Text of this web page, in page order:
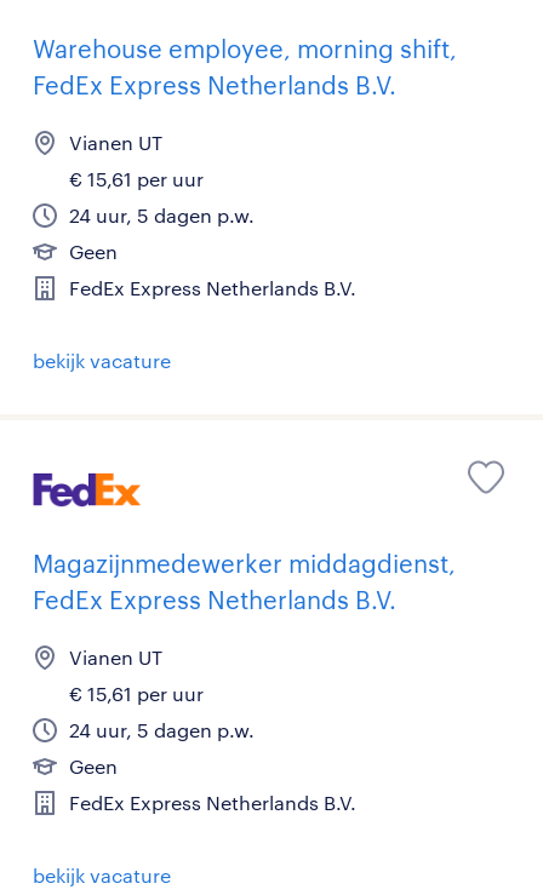
Warehouse employee, morning shift,
FedEx Express Netherlands B.V.
Vianen UT
€ 15,61 per uur
24 uur, 5 dagen p.w.
Geen
FedEx Express Netherlands B.V.
bekijk vacature
Magazijnmedewerker middagdienst,
FedEx Express Netherlands B.V.
Vianen UT
€ 15,61 per uur
24 uur, 5 dagen p.w.
Geen
FedEx Express Netherlands B.V.
bekijk vacature